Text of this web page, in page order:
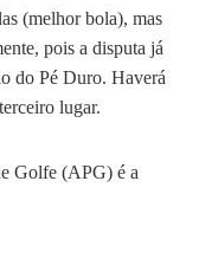
(melhor bola), mas
pois a disputa já
do Pé Duro. Haverá
lugar.
Golfe (APG) é a